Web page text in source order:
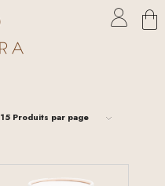

15 Produits par page